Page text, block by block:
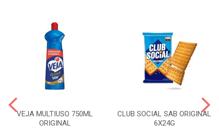
VEJA MULTIUSO 750ML
ORIGINAL
CLUB SOCIAL SAB ORIGINAL
6X24G